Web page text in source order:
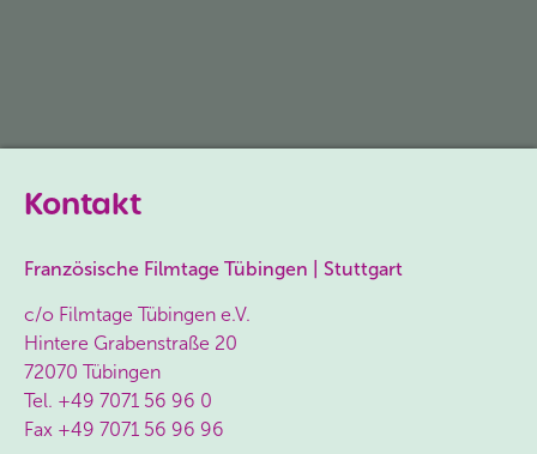
Kontakt
Französische Filmtage Tübingen | Stuttgart
c/o Filmtage Tübingen e.V.
Hintere Grabenstraße 20
72070 Tübingen
Tel. +49 7071 56 96 0
Fax +49 7071 56 96 96